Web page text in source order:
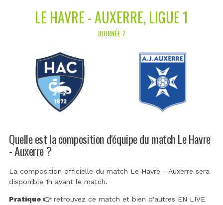
LE HAVRE - AUXERRE, LIGUE 1
JOURNÉE 7
Quelle est la composition d'équipe du match Le Havre
- Auxerre ?
La composition officielle du match Le Havre - Auxerre sera
disponible 1h avant le match.
Pratique 👉retrouvez ce match et bien d'autres EN LIVE